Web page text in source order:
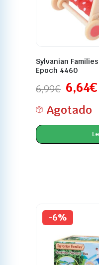
Sylvanian
Epoch 4460
6,99€ 6,64€
Agotado
-6%